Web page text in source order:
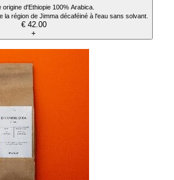
pure origine d'Ethiopie 100% Arabica.
la région de Jimma décaféiné à l'eau sans solvant.
€ 42.00
+